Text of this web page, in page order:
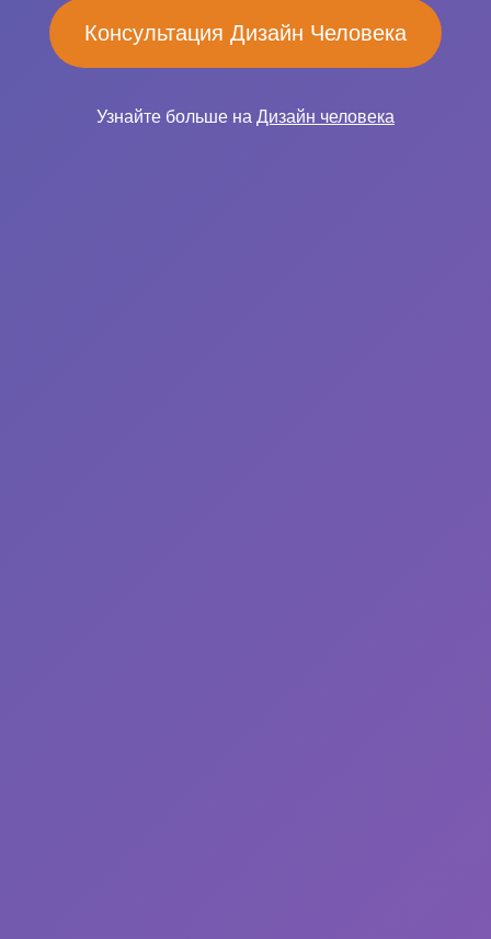
Консультация Дизайн Человека
Узнайте больше на Дизайн человека